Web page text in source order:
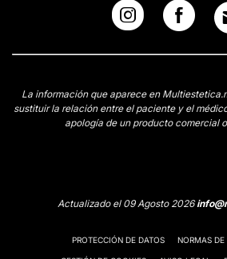
La información que aparece en
sustituir la relación entre el paciente y el
apología de un producto comercial
Actualizado el 09 Agosto 2026
PROTECCIÓN DE DATOS NORMAS DE